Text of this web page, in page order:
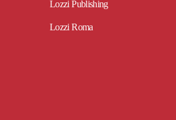
Lozzi Publishing
Lozzi Roma